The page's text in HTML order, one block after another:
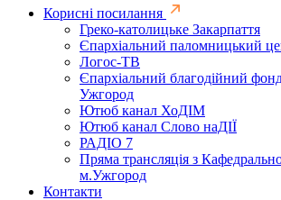
Корисні посилання
Греко-католицьке Закарпаття
Єпархіальний паломницький
Логос-ТВ
Єпархіальний благодійний
Ужгород
Ютюб канал ХоДІМ
Ютюб канал Слово наДІЇ
РАДІО 7
Пряма трансляція з
м.Ужгород
Контакти